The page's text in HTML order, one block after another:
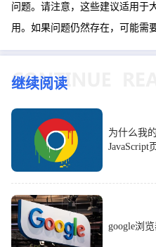
问题。请注意，这些建议适用于
用。如果问题仍然存在，可能需
继续阅读
为什么我
JavaScript
google浏